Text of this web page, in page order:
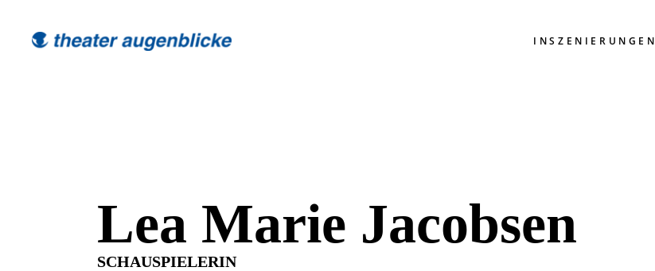
INSZENIERUNGEN
Lea Marie Jacobsen
SCHAUSPIELERIN